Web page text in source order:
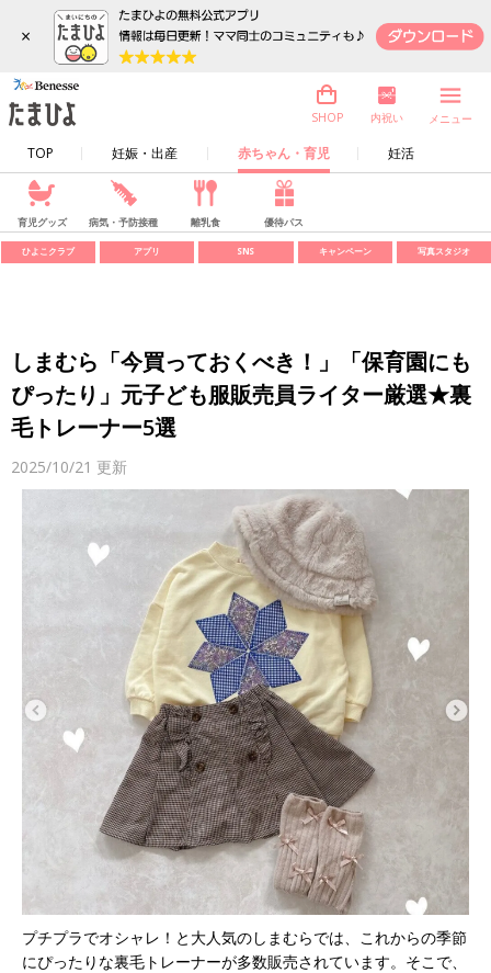
×
TOP 妊娠・出産 赤ちゃん・育児 妊活
SHOP 内祝い メニュー
育児グッズ 病気・予防接種 離乳食 優待パス
ひよこクラブ アプリ SNS キャンペーン 写真スタジオ
しまむら「今買っておくべき！」「保育園にも
ぴったり」元子ども服販売員ライター厳選★裏
毛トレーナー5選
2025/10/21 更新
プチプラでオシャレ！と大人気のしまむらでは、これからの季節
にぴったりな裏毛トレーナーが多数販売されています。そこで、